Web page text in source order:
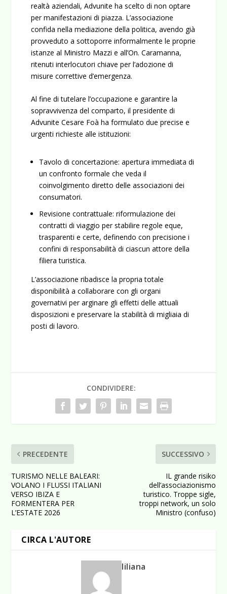
realtà aziendali, Advunite ha scelto di non optare
per manifestazioni di piazza. L’associazione
confida nella mediazione della politica, avendo già
provveduto a sottoporre informalmente le proprie
istanze al Ministro Mazzi e all’On. Caramanna,
ritenuti interlocutori chiave per l’adozione di
misure correttive d’emergenza.
Al fine di tutelare l’occupazione e garantire la
sopravvivenza del comparto, il presidente di
Advunite Cesare Foà ha formulato due precise e
urgenti richieste alle istituzioni:
Tavolo di concertazione: apertura immediata di
un confronto formale che veda il
coinvolgimento diretto delle associazioni dei
consumatori.
Revisione contrattuale: riformulazione dei
contratti di viaggio per stabilire regole eque,
trasparenti e certe, definendo con precisione i
confini di responsabilità di ciascun attore della
filiera turistica.
L’associazione ribadisce la propria totale
disponibilità a collaborare con gli organi
governativi per arginare gli effetti delle attuali
disposizioni e preservare la stabilità di migliaia di
posti di lavoro.
CONDIVIDERE:
PRECEDENTE
TURISMO NELLE BALEARI:
VOLANO I FLUSSI ITALIANI
VERSO IBIZA E
FORMENTERA PER
L’ESTATE 2026
SUCCESSIVO
IL grande risiko
dell’associazionismo
turistico. Troppe sigle,
troppi network, un solo
Ministro (confuso)
CIRCA L'AUTORE
liliana